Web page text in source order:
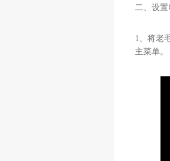
二、设
1、将老
主菜单。